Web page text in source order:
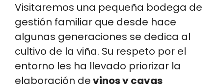
Visitaremos una pequeña bodega de
gestión familiar que desde hace
algunas generaciones se dedica al
cultivo de la viña. Su respeto por el
entorno les ha llevado priorizar la
elaboración devinos y cavas